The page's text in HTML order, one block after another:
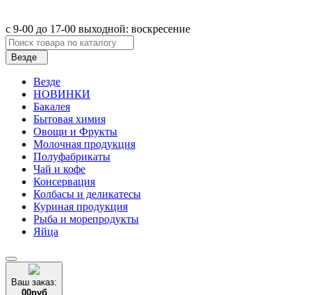
с 9-00 до 17-00 выходной: воскресение
Везде
Везде
НОВИНКИ
Бакалея
Бытовая химия
Овощи и Фрукты
Молочная продукция
Полуфабрикаты
Чай и кофе
Консервация
Колбасы и деликатесы
Куриная продукция
Рыба и морепродукты
Яйца
Ваш заказ:
00руб